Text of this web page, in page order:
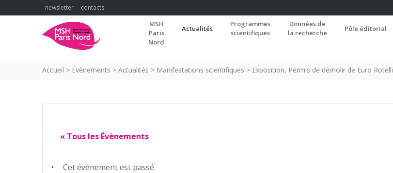
to
newsletter contacts
MSH
Paris
Nord
Actualités
Programmes
scientifiques
Données de
la recherche
Pôle éditorial
Accueil > Évènements > Actualités > Manifestations scientifiques > Exposition, Permis de démolir de Euro Rotelli
« Tous les Évènements
Cet évènement est passé.